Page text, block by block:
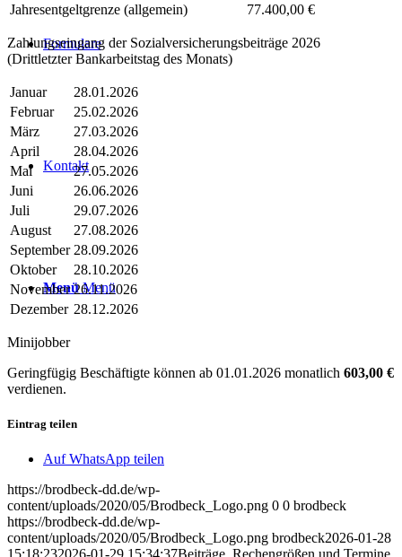
Formulare
Kontakt
Menü Menü
Jahresentgeltgrenze (allgemein)
77.400,00 €
Zahlungseingang der Sozialversicherungsbeiträge 2026
(Drittletzter Bankarbeitstag des Monats)
Januar
28.01.2026
Februar
25.02.2026
März
27.03.2026
April
28.04.2026
Mai
27.05.2026
Juni
26.06.2026
Juli
29.07.2026
August
27.08.2026
September 28.09.2026
Oktober
28.10.2026
November 26.11.2026
Dezember 28.12.2026
Minijobber
Geringfügig Beschäftigte können ab 01.01.2026 monatlich 603,00 €
verdienen.
Eintrag teilen
Auf WhatsApp teilen
https://brodbeck-dd.de/wp-
content/uploads/2020/05/Brodbeck_Logo.png 0 0 brodbeck
https://brodbeck-dd.de/wp-
content/uploads/2020/05/Brodbeck_Logo.png brodbeck2026-01-28